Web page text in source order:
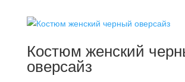
–
Костюм женский
оверсайз